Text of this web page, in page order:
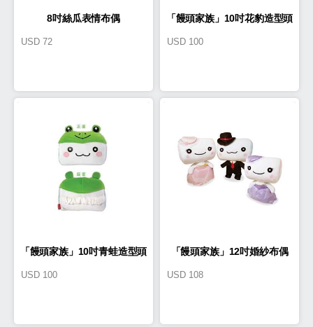
8吋絲瓜表情布偶
USD 72
「饅頭家族」10吋花豹造型頭
USD 100
「饅頭家族」10吋青蛙造型頭
USD 100
「饅頭家族」12吋婚紗布偶
USD 108